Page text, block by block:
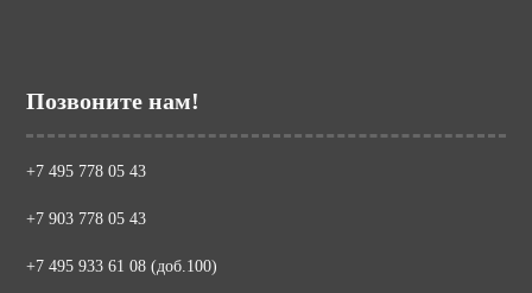
Позвоните нам!
+7 495 778 05 43
+7 903 778 05 43
+7 495 933 61 08 (доб.100)